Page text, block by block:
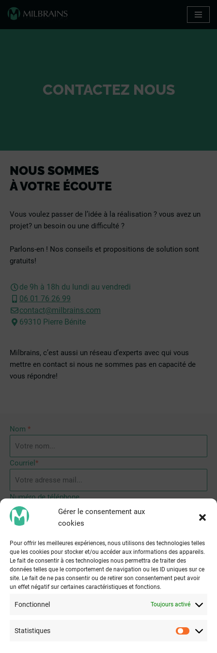
Gérer le consentement aux
cookies
Pour offrir les meilleures expériences, nous utilisons des technologies telles
que les cookies pour stocker et/ou accéder aux informations des appareils.
Le fait de consentir à ces technologies nous permettra de traiter des
données telles que le comportement de navigation ou les ID uniques sur ce
site. Le fait de ne pas consentir ou de retirer son consentement peut avoir
un effet négatif sur certaines caractéristiques et fonctions.
Fonctionnel Toujours activé
Statistiques
CONTACTEZ NOUS
NOUS SOMMES
À VOTRE ÉCOUTE
Vous voulez passer de l’idée à la réalisation ? vous avez un
projet? un besoin ou une difficulté ?
Parlons-en ! Nos conseils et propositions de solution sont
gratuits!
de 9h à 18h du lundi au vendredi
06 01 76 26 99
contact@milbrains.com
69310 Pierre Bénite
Milbrains, c’est aussi un réseau d’experts avec qui vous
mettre en contact si nous ne sommes pas en capacité de
vous répondre!
Nom *
Courriel *
Numéro de téléphone